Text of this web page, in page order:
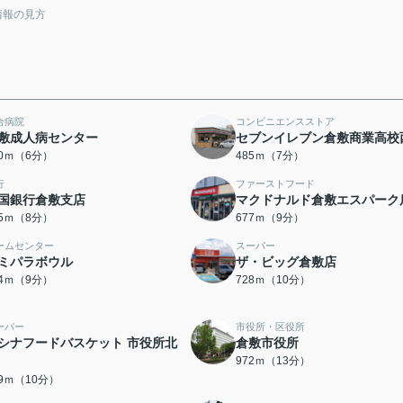
報の見方
病院
成人病センター
（6分）
コンビニエンスストア
セブンイレブン倉敷商業高校
485ｍ（7分）
銀行倉敷支店
（8分）
ファーストフード
マクドナルド倉敷エスパーク
677ｍ（9分）
ムセンター
パラボウル
（9分）
スーパー
ザ・ビッグ倉敷店
728ｍ（10分）
パー
ナフードバスケット 市役所北
（10分）
市役所・区役所
倉敷市役所
972ｍ（13分）